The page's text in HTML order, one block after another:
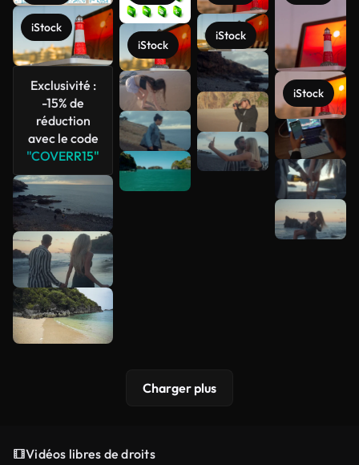
iStock
Exclusivité :
-15% de
réduction
avec le code
"COVERR15"
iStock
iStock
iStock
Voir plus
Charger plus
Vidéos libres de droits